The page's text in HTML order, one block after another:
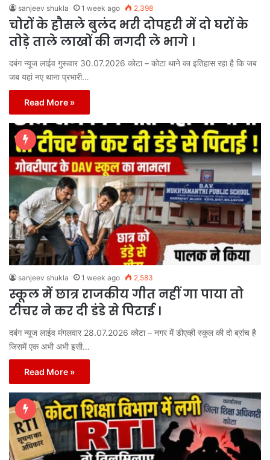
sanjeev shukla 1 week ago 2,398
चोरों के हौसले बुलंद भरी दोपहरी में दो घरों के
तोड़े ताले लाखों की नगदी ले भागे ।
दबंग न्यूज लाईव गुरूवार 30.07.2026 कोटा – कोटा थाने का इतिहास रहा है कि जब
जब यहां नए थाना प्रभारी…
Read More »
sanjeev shukla 1 week ago 2,583
स्कूल में छात्र राजकीय गीत नहीं गा पाया तो
टीचर ने कर दी डंडे से पिटाई ।
दबंग न्यूज लाईव मंगलवार 28.07.2026 कोटा – नगर में डीएव्ही स्कूल की दो ब्रांच है
जिसमें एक अभी अभी इसी…
Read More »